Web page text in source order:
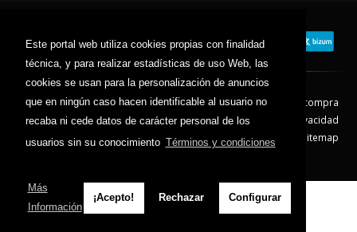
Este portal web utiliza cookies propias con finalidad
técnica, y para realizar estadísticas de uso Web, las
cookies se usan para la personalización de anuncios
que en ningún caso hacen identificable al usuario no
recaba ni cede datos de carácter personal de los
usuarios sin su conocimiento Términos y condiciones
Más
Información
¡Acepto! Rechazar Configurar
Contacto Aviso Legal
Condiciones de compra
Política de envíos
Política de devolución
Política de Privacidad
Política de Cookies
Sitemap